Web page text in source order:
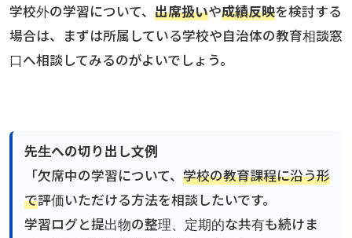
学校外の学習について、 出席扱いや成績反映を検討する
場合は、まずは所属している学校や自治体の教育相談窓
口へ相談してみるのがよいでしょう。
先生への切り出し文例
「欠席中の学習について、学校の教育課程に沿う形
で評価いただける方法を相談したいです。
学習ログと提出物の整理、定期的な共有も続けま